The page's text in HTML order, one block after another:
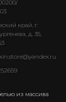
край, г.
д. 35,
из массива